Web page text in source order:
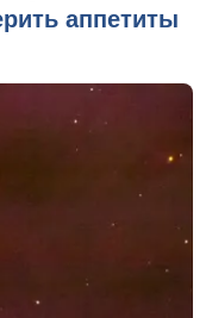
аппетиты